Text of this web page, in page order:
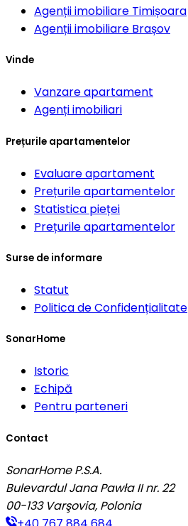
Agenții imobiliare Timișoara
Agenții imobiliare Brașov
Vinde
Vanzare apartament
Agenți imobiliari
Prețurile apartamentelor
Evaluare apartament
Prețurile apartamentelor
Statistica pieței
Prețurile apartamentelor
Surse de informare
Statut
Politica de Confidențialitate
SonarHome
Istoric
Echipă
Pentru parteneri
Contact
SonarHome P.S.A.
Bulevardul Jana Pawła II nr. 22
00-133 Varşovia, Polonia